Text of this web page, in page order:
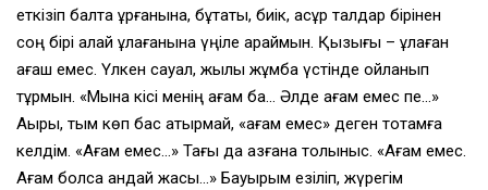
еткізіп балта ұрғанына, бұтақты, биік, ақсұр талдар бірінен
соң бірі қалай құлағанына үңіле қараймын. Қызығы – құлаған
ағаш емес. Үлкен сауал, жылы жұмбақ үстінде ойланып
тұрмын. «Мына кісі менің ағам ба… Әлде ағам емес пе…»
Ақыры, тым көп бас қатырмай, «ағам емес» деген тоқтамға
келдім. «Ағам емес…» Тағы да азғана толқыныс. «Ағам емес.
Ағам болса қандай жақсы…» Бауырым езіліп, жүрегім